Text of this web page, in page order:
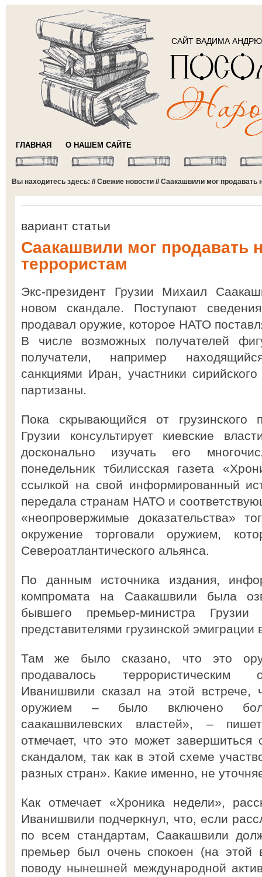
САЙТ ВАДИМА
ГЛАВНАЯ О НАШЕМ САЙТЕ
Вы находитесь здесь: //Свежие новости // Саакашвили мог продавать
вариант статьи
Саакашвили мог продавать
террористам
Экс-президент Грузии Михаил
новом скандале. Поступают
продавал оружие, которое НАТО
В числе возможных получателей
получатели, например
санкциями Иран, участники
партизаны.
Пока скрывающийся от грузинского
Грузии консультирует киевские
досконально изучать его
понедельник тбилисская газета
ссылкой на свой информированный
передала странам НАТО и
«неопровержимые доказательства»
окружение торговали оружием,
Североатлантического альянса.
По данным источника издания,
компромата на Саакашвили была
бывшего премьер-министра
представителями грузинской эмиграции
Там же было сказано, что это
продавалось террористическим
Иванишвили сказал на этой встрече,
оружием – было включено
саакашвилевских властей», –
отмечает, что это может
скандалом, так как в этой схеме
разных стран». Какие именно, не
Как отмечает «Хроника недели»,
Иванишвили подчеркнул, что, если
по всем стандартам, Саакашвили
премьер был очень спокоен (на этой
поводу нынешней международной